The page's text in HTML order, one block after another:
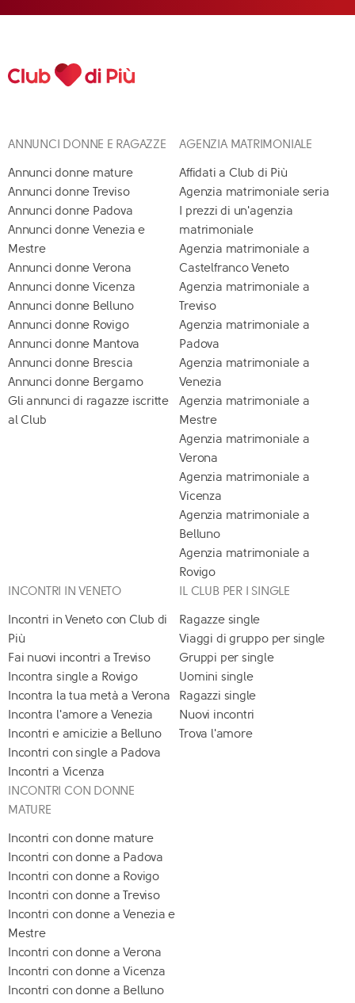
ANNUNCI DONNE E RAGAZZE
Annunci donne mature
Annunci donne Treviso
Annunci donne Padova
Annunci donne Venezia e
Mestre
Annunci donne Verona
Annunci donne Vicenza
Annunci donne Belluno
Annunci donne Rovigo
Annunci donne Mantova
Annunci donne Brescia
Annunci donne Bergamo
Gli annunci di ragazze iscritte
al Club
AGENZIA MATRIMONIALE
Affidati a Club di Più
Agenzia matrimoniale seria
I prezzi di un'agenzia
matrimoniale
Agenzia matrimoniale a
Castelfranco Veneto
Agenzia matrimoniale a
Treviso
Agenzia matrimoniale a
Padova
Agenzia matrimoniale a
Venezia
Agenzia matrimoniale a
Mestre
Agenzia matrimoniale a
Verona
Agenzia matrimoniale a
Vicenza
Agenzia matrimoniale a
Belluno
Agenzia matrimoniale a
Rovigo
INCONTRI IN VENETO
Incontri in Veneto con Club di
Più
Fai nuovi incontri a Treviso
Incontra single a Rovigo
Incontra la tua metà a Verona
Incontra l'amore a Venezia
Incontri e amicizie a Belluno
Incontri con single a Padova
Incontri a Vicenza
IL CLUB PER I SINGLE
Ragazze single
Viaggi di gruppo per single
Gruppi per single
Uomini single
Ragazzi single
Nuovi incontri
Trova l'amore
INCONTRI CON DONNE
MATURE
Incontri con donne mature
Incontri con donne a Padova
Incontri con donne a Rovigo
Incontri con donne a Treviso
Incontri con donne a Venezia e
Mestre
Incontri con donne a Verona
Incontri con donne a Vicenza
Incontri con donne a Belluno